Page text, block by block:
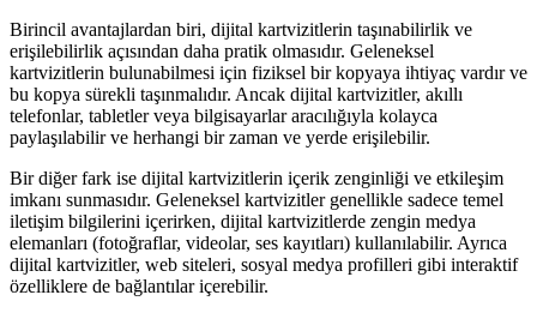
Birincil avantajlardan biri, dijital kartvizitlerin taşınabilirlik ve
erişilebilirlik açısından daha pratik olmasıdır. Geleneksel
kartvizitlerin bulunabilmesi için fiziksel bir kopyaya ihtiyaç vardır ve
bu kopya sürekli taşınmalıdır. Ancak dijital kartvizitler, akıllı
telefonlar, tabletler veya bilgisayarlar aracılığıyla kolayca
paylaşılabilir ve herhangi bir zaman ve yerde erişilebilir.
Bir diğer fark ise dijital kartvizitlerin içerik zenginliği ve etkileşim
imkanı sunmasıdır. Geleneksel kartvizitler genellikle sadece temel
iletişim bilgilerini içerirken, dijital kartvizitlerde zengin medya
elemanları (fotoğraflar, videolar, ses kayıtları) kullanılabilir. Ayrıca
dijital kartvizitler, web siteleri, sosyal medya profilleri gibi interaktif
özelliklere de bağlantılar içerebilir.